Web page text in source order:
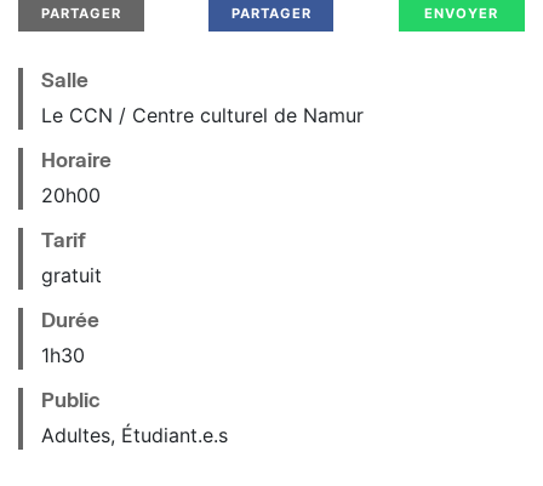
PARTAGER PARTAGER ENVOYER
Salle
Le CCN / Centre culturel de Namur
Horaire
20h00
Tarif
gratuit
Durée
1h30
Public
Adultes, Étudiant.e.s